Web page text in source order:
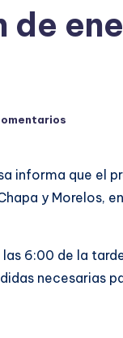
de
informa que
y Morelos,
6:00 de la
necesarias